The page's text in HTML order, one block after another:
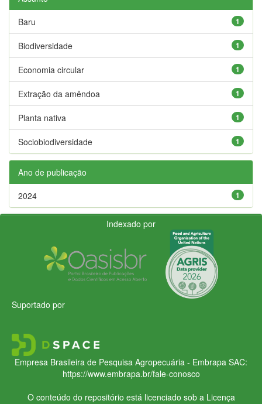
1
Baru
1
Biodiversidade
1
Economia circular
1
Extração da amêndoa
1
Planta nativa
1
Sociobiodiversidade
Ano de publicação
1
2024
Indexado por
Suportado por
Empresa Brasileira de Pesquisa Agropecuária - Embrapa SAC:
https://www.embrapa.br/fale-conosco
O conteúdo do repositório está licenciado sob a Licença